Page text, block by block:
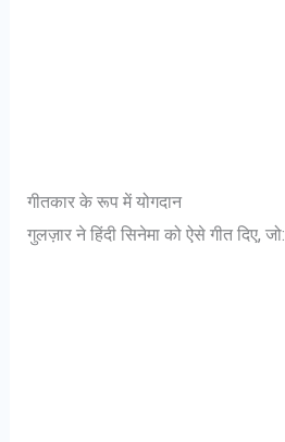
गीतकार के रूप में योगदान
गुलज़ार ने हिंदी सिनेमा को ऐसे गीत दिए, जो: